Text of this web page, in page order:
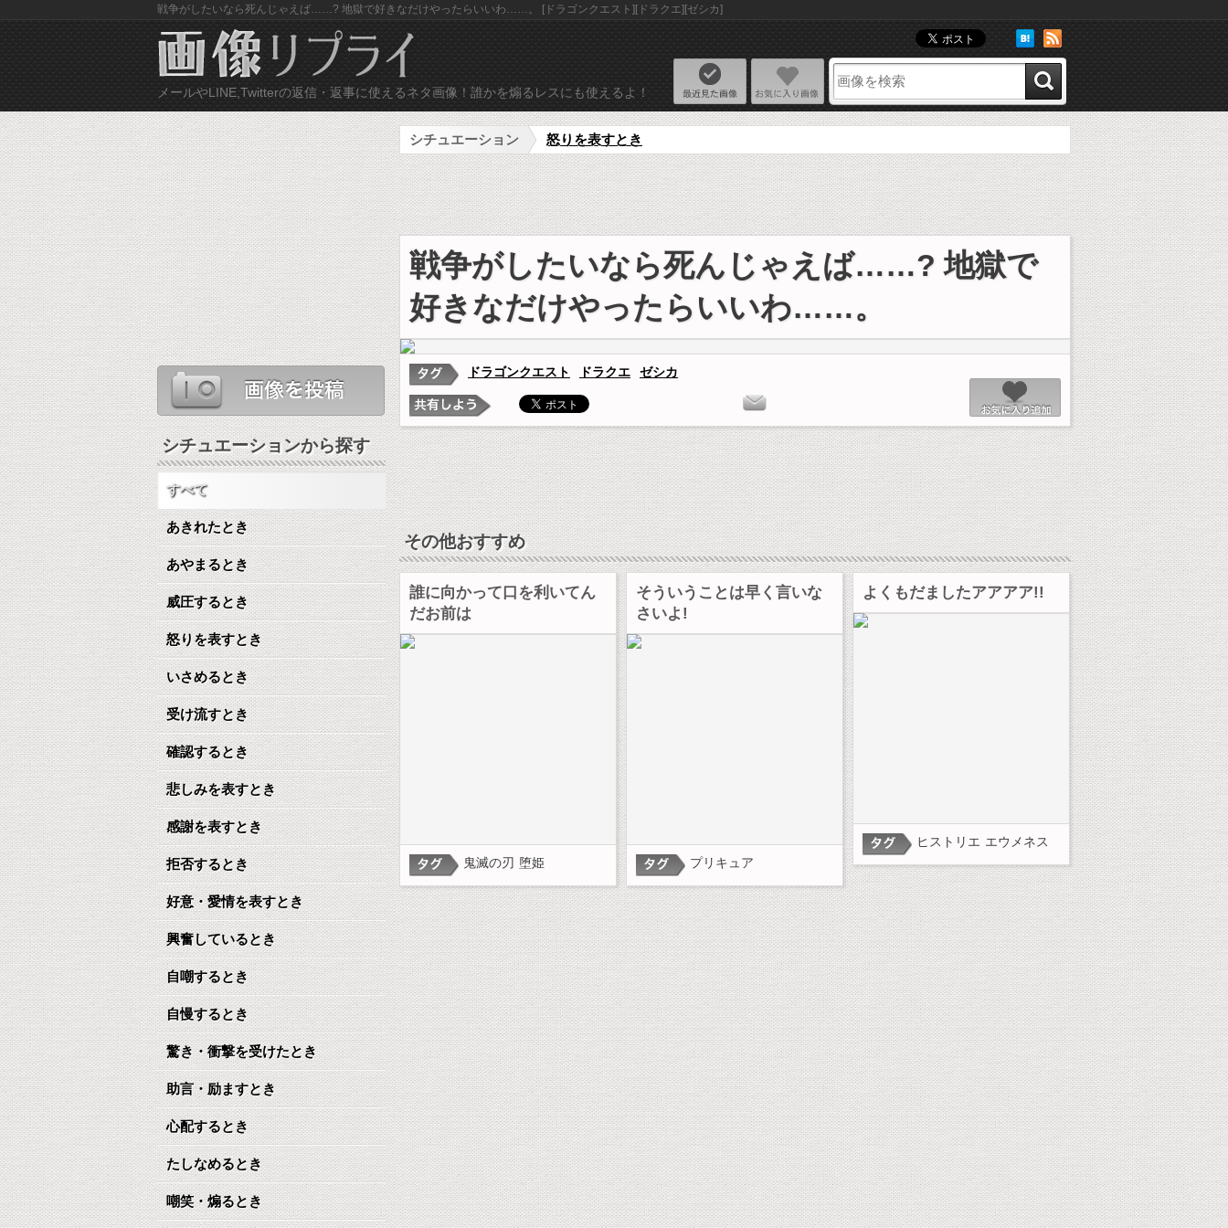
戦争がしたいなら死んじゃえば……? 地獄で好きなだけやったらいいわ……。 [ドラゴンクエスト][ドラクエ][ゼシカ]
ネタ画像リプライ
メールやLINE,Twitterの返信・返事に使えるネタ画像！誰かを煽るレスにも使えるよ！
最近見た画像 お気に入り画像
シチュエーション 怒りを表すとき
戦争がしたいなら死んじゃえば……? 地獄で
好きなだけやったらいいわ……。
ドラゴンクエスト ドラクエ
ゼシカ
お気に入り追加
その他おすすめ
誰に向かって口を利いてん
だお前は
鬼滅の刃 堕姫
そういうことは早く言いな
さいよ!
プリキュア
よくもだましたアアアア!!
ヒストリエ エウメネス
ネタ画像を投稿
シチュエーションから探す
すべて
あきれたとき
あやまるとき
威圧するとき
怒りを表すとき
いさめるとき
受け流すとき
確認するとき
悲しみを表すとき
感謝を表すとき
拒否するとき
好意・愛情を表すとき
興奮しているとき
自嘲するとき
自慢するとき
驚き・衝撃を受けたとき
助言・励ますとき
心配するとき
たしなめるとき
嘲笑・煽るとき